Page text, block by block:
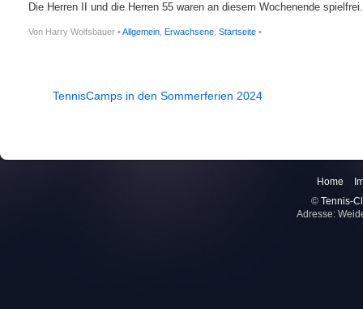
Die Herren II und die Herren 55 waren an diesem Wochenende spielfrei.
Von Harry Wolfsbauer •Allgemein Erwachsene Startseite •
TennisCamps in den Sommerferien 2024
Home
© Tennis-
Adresse: